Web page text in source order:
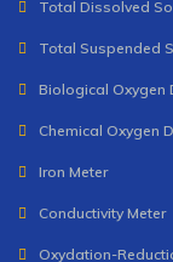
Total Dissolved
Total Suspended
Biological Oxygen
Chemical Oxygen
Iron Meter
Conductivity Meter
Oxydation-